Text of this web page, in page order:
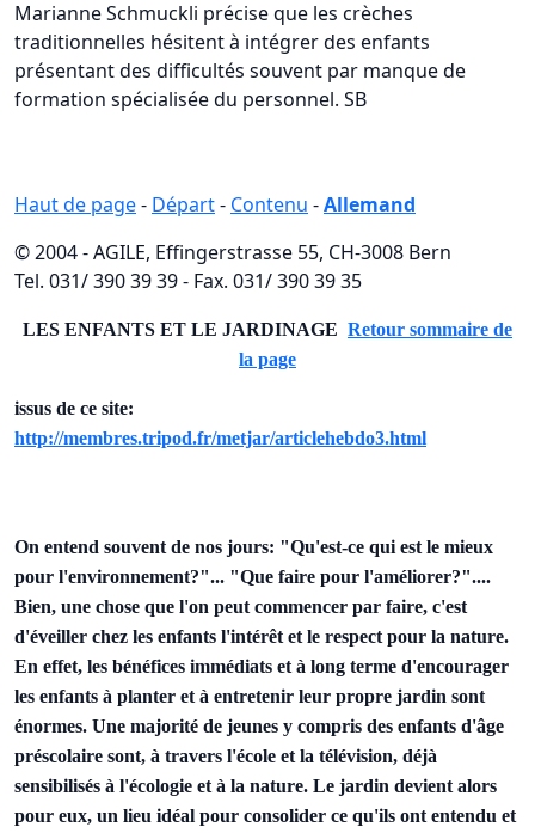
Marianne Schmuckli précise que les crèches
traditionnelles hésitent à intégrer des enfants
présentant des difficultés souvent par manque de
formation spécialisée du personnel. SB
Haut de page- Départ- Contenu -Allemand
© 2004 - AGILE, Effingerstrasse 55, CH-3008 Bern
Tel. 031/ 390 39 39 - Fax. 031/ 390 39 35
LES ENFANTS ET LE JARDINAGE Retour sommaire de
la page
issus de ce site:
http://membres.tripod.fr/metjar/articlehebdo3.html
On entend souvent de nos jours: "Qu'est-ce qui est le mieux
pour l'environnement?"... "Que faire pour l'améliorer?"....
Bien, une chose que l'on peut commencer par faire, c'est
d'éveiller chez les enfants l'intérêt et le respect pour la nature.
En effet, les bénéfices immédiats et à long terme d'encourager
les enfants à planter et à entretenir leur propre jardin sont
énormes. Une majorité de jeunes y compris des enfants d'âge
préscolaire sont, à travers l'école et la télévision, déjà
sensibilisés à l'écologie et à la nature. Le jardin devient alors
pour eux, un lieu idéal pour consolider ce qu'ils ont entendu et